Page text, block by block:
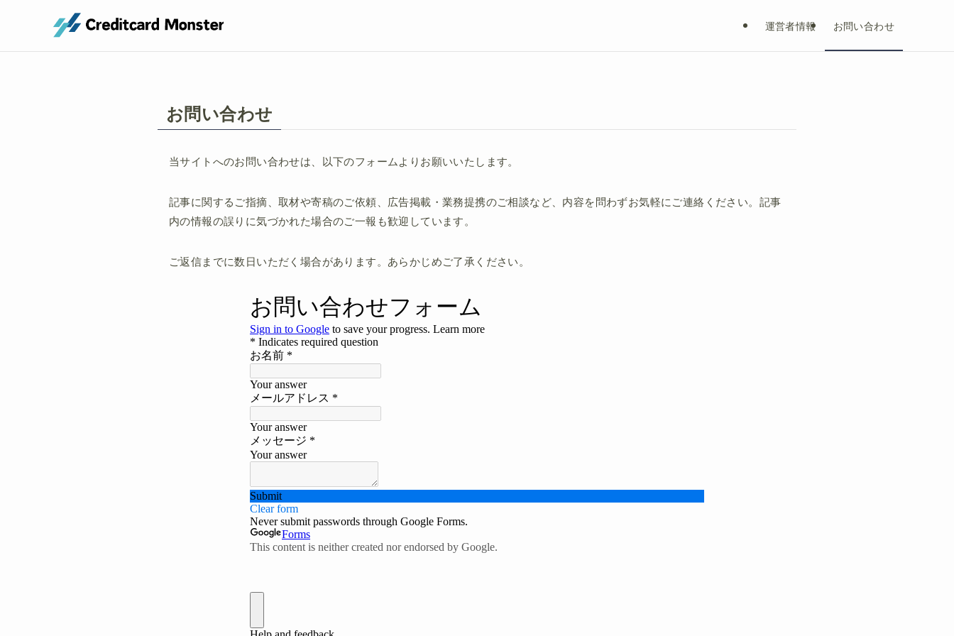
運営者情報 お問い合わせ
お問い合わせ
当サイトへのお問い合わせは、以下のフォームよりお願いいたします。
記事に関するご指摘、取材や寄稿のご依頼、広告掲載・業務提携のご相談など、内容を問わずお気軽にご連絡ください。記事
内の情報の誤りに気づかれた場合のご一報も歓迎しています。
ご返信までに数日いただく場合があります。あらかじめご了承ください。